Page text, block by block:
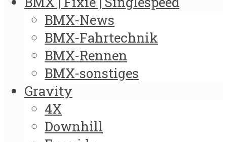
BMX-News
BMX-Fahrtechnik
BMX-Rennen
BMX-sonstiges
Gravity
4X
Downhill